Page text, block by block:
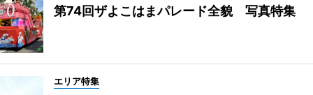
第74回ザよこはまパレード全貌 写真特集
エリア特集